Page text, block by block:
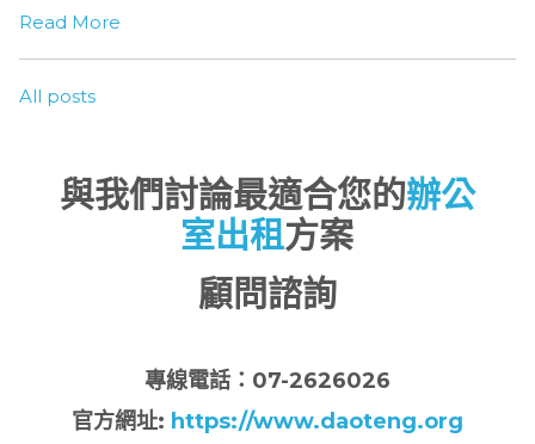
Read More
All posts
與我們討論最適合您的辦公
室出租方案
顧問諮詢
專線電話：07-2626026
官方網址: https://www.daoteng.org